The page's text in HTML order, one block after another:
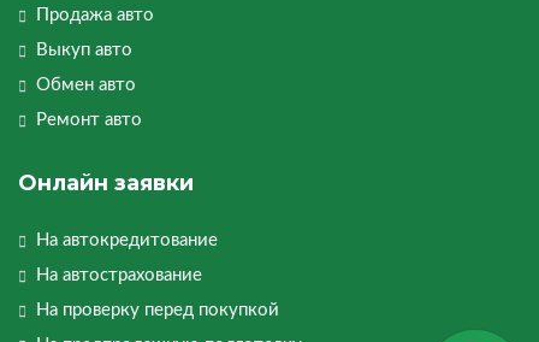
Продажа авто
Выкуп авто
Обмен авто
Ремонт авто
Онлайн заявки
На автокредитование
На автострахование
На проверку перед покупкой